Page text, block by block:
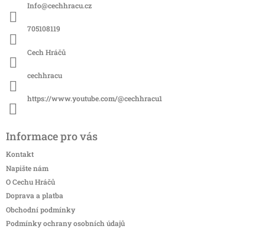
Info@cechhracu.cz
705108119
Cech Hráčů
cechhracu
https://www.youtube.com/@cechhracu1
Informace pro vás
Kontakt
Napište nám
O Cechu Hráčů
Doprava a platba
Obchodní podmínky
Podmínky ochrany osobních údajů